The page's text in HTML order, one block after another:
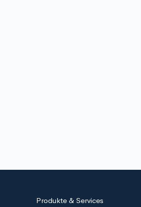
Produkte & Services